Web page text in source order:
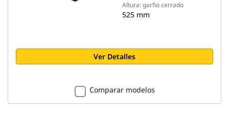
Altura: garfio cerrado
525 mm
Ver Detalles
Comparar modelos